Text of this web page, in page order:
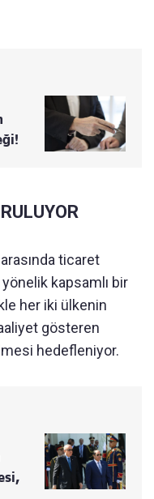
ticaret
kapsamlı bir
her iki ülkenin
gösteren
hedefleniyor.